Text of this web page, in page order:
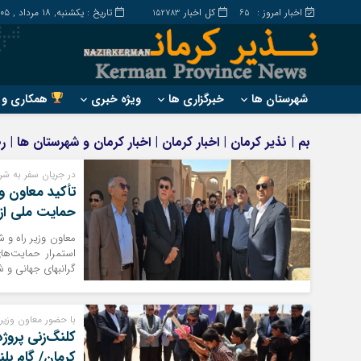
کل اخبار 152783 اخبار امروز : 65 تاریخ : یکشنبه, ۱۸ مرداد , ۱۴۰۵
شهرستان ها خبرگزاری ها ویژه خبری همکاری و
ارزوئیه
انار
بافت
بردسیر
بم
جیرفت
رابر
راور
بم | نذیر کرمان | اخبار کرمان | اخبار کرمان و شهرستان
در جریان سفر به
تأکید معاون
حمایت ملی
معاون وزیر راه و
استمرار
گرانبهای جهانی
با حضور معاون